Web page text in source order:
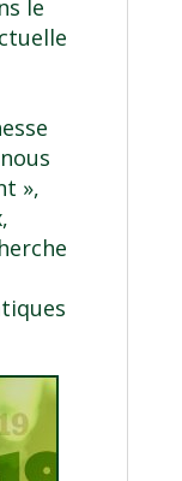
le
»,
,